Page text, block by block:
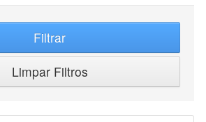
Filtrar
Limpar Filtros